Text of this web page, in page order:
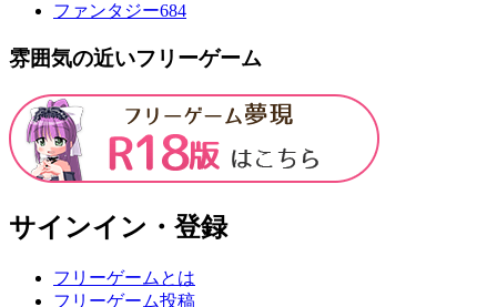
ファンタジー684
雰囲気の近いフリーゲーム
サインイン・登録
フリーゲームとは
フリーゲーム投稿